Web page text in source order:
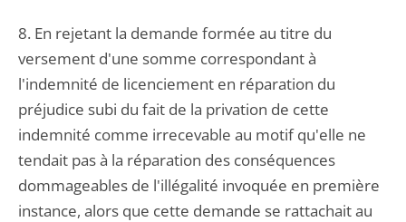
8. En rejetant la demande formée au titre du
versement d'une somme correspondant à
l'indemnité de licenciement en réparation du
préjudice subi du fait de la privation de cette
indemnité comme irrecevable au motif qu'elle ne
tendait pas à la réparation des conséquences
dommageables de l'illégalité invoquée en première
instance, alors que cette demande se rattachait au